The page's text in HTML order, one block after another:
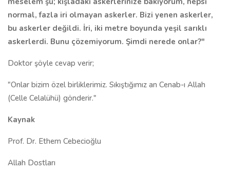
normal, fazla iri olmayan askerler. Bizi yenen askerler,
bu askerler değildi. İri, iki metre boyunda yeşil sarıklı
askerlerdi. Bunu çözemiyorum. Şimdi nerede onlar?"
Doktor şöyle cevap verir;
"Onlar bizim özel birliklerimiz. Sıkıştığımız an Cenab-ı Allah
(Celle Celalühü) gönderir."
Kaynak
Prof. Dr. Ethem Cebecioğlu
Allah Dostları